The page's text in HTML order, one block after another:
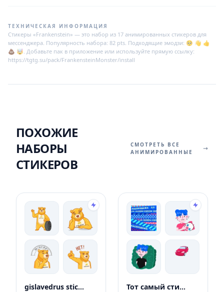
ТЕХНИЧЕСКАЯ ИНФОРМАЦИЯ
Стикеры «Frankenstein» — это набор из 17 анимированных стикеров для
мессенджера. Популярность набора: 82 pts. Подходящие эмодзи: 🥺 👋 👍
💩 🤯. Добавьте пак в приложение или используйте прямую ссылку:
https://tgtg.su/pack/FrankensteinMonster/install
ПОХОЖИЕ
НАБОРЫ
СТИКЕРОВ
СМОТРЕТЬ ВСЕ
АНИМИРОВАННЫЕ
gislavedrus stickers Тот самый стикерпак Ozon